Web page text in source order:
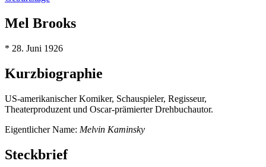
Mel Brooks
* 28. Juni 1926
Kurzbiographie
US-amerikanischer Komiker, Schauspieler, Regisseur,
Theaterproduzent und Oscar-prämierter Drehbuchautor.
Eigentlicher Name: Melvin Kaminsky
Steckbrief